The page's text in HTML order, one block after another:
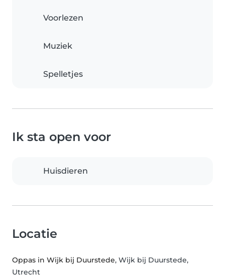
Voorlezen
Muziek
Spelletjes
Ik sta open voor
Huisdieren
Locatie
Oppas in Wijk bij Duurstede, Wijk bij Duurstede,
Utrecht